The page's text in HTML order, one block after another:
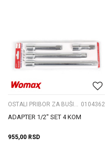
0104362
ADAPTER 1/2" SET 4 KOM
955,00 RSD